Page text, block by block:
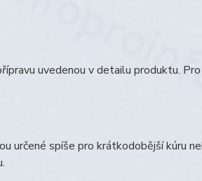
uvedenou v detailu produktu.
určené spíše pro krátkodobější kúru